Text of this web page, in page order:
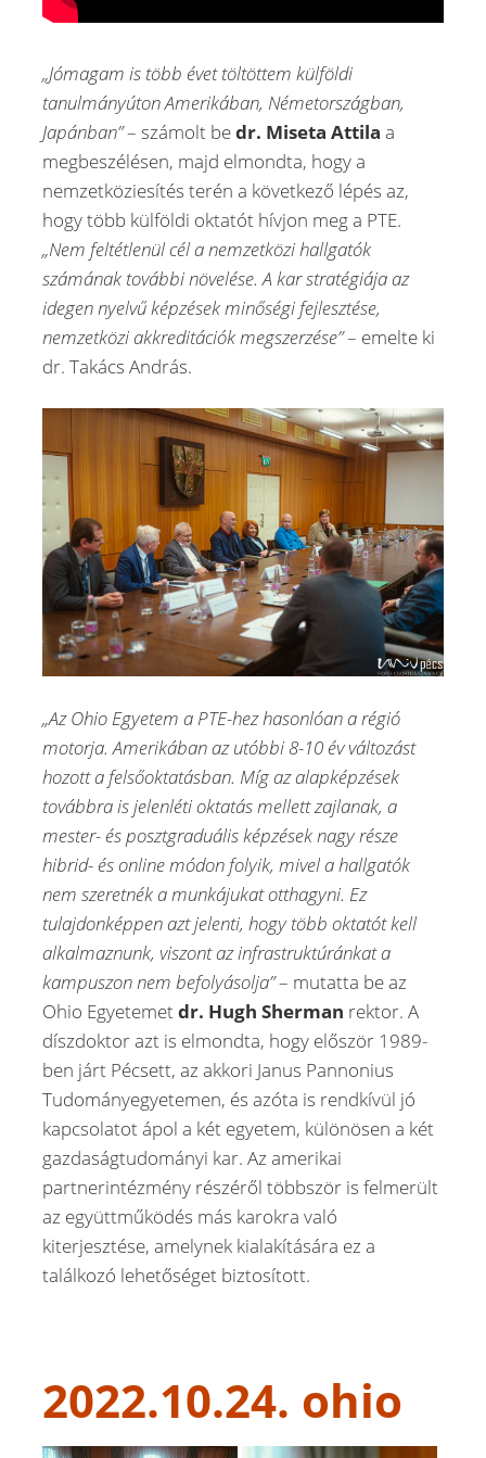
„Jómagam is több évet töltöttem külföldi
tanulmányúton Amerikában, Németországban,
Japánban”– számolt bedr. Miseta Attila a
megbeszélésen, majd elmondta, hogy a
nemzetköziesítés terén a következő lépés az,
hogy több külföldi oktatót hívjon meg a PTE.
„Nem feltétlenül cél a nemzetközi hallgatók
számának további növelése. A kar stratégiája az
idegen nyelvű képzések minőségi fejlesztése,
nemzetközi akkreditációk megszerzése”– emelte ki
dr. Takács András.
„Az Ohio Egyetem a PTE-hez hasonlóan a régió
motorja. Amerikában az utóbbi 8-10 év változást
hozott a felsőoktatásban. Míg az alapképzések
továbbra is jelenléti oktatás mellett zajlanak, a
mester- és posztgraduális képzések nagy része
hibrid- és online módon folyik, mivel a hallgatók
nem szeretnék a munkájukat otthagyni. Ez
tulajdonképpen azt jelenti, hogy több oktatót kell
alkalmaznunk, viszont az infrastruktúránkat a
kampuszon nem befolyásolja”– mutatta be az
Ohio Egyetemetdr. Hugh Sherman rektor. A
díszdoktor azt is elmondta, hogy először 1989-
ben járt Pécsett, az akkori Janus Pannonius
Tudományegyetemen, és azóta is rendkívül jó
kapcsolatot ápol a két egyetem, különösen a két
gazdaságtudományi kar. Az amerikai
partnerintézmény részéről többször is felmerült
az együttműködés más karokra való
kiterjesztése, amelynek kialakítására ez a
találkozó lehetőséget biztosított.
2022.10.24. ohio